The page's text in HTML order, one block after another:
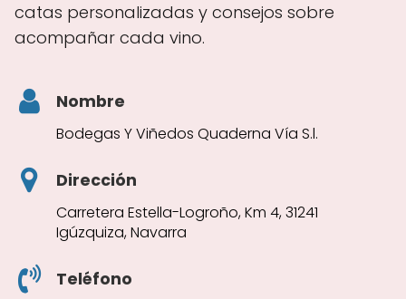
catas personalizadas y consejos sobre
acompañar cada vino.
Nombre
Bodegas Y Viñedos Quaderna Vía S.l.
Dirección
Carretera Estella-Logroño, Km 4, 31241
Igúzquiza, Navarra
Teléfono